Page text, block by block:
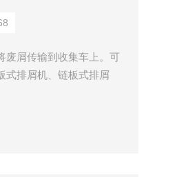
废屑传输到收集车上。可
式排屑机、链板式排屑